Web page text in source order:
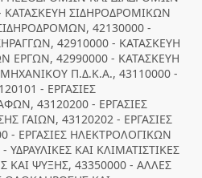
ΣΙΔΗΡΟΔΡΟΜΙΚΩΝ
42130000 -
42910000 - ΚΑΤΑΣΚΕΥΗ
ΕΡΓΩΝ, 42990000 - ΚΑΤΑΣΚΕΥΗ
Π.Δ.Κ.Α., 43110000 -
- ΕΡΓΑΣΙΕΣ
43120200 - ΕΡΓΑΣΙΕΣ
ΓΑΙΩΝ, 43120202 - ΕΡΓΑΣΙΕΣ
- ΕΡΓΑΣΙΕΣ ΗΛΕΚΤΡΟΛΟΓΙΚΩΝ
ΚΑΙ ΚΛΙΜΑΤΙΣΤΙΚΕΣ
ΚΑΙ ΨΥΞΗΣ, 43350000 - ΑΛΛΕΣ